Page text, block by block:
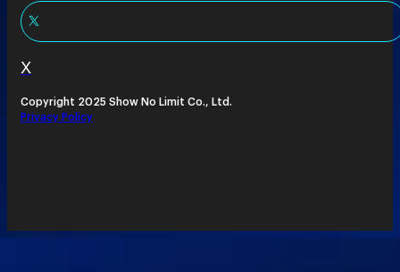
X
Copyright 2025 Show No Limit Co., Ltd.
Privacy Policy